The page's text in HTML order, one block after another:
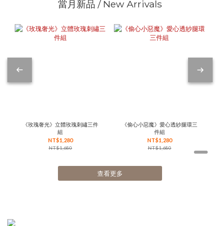
當月新品 / New Arrivals
《玫瑰奢光》立體玫瑰刺繡三件
組
NT$1,280
NT$1,680
《偷心小惡魔》愛心透紗腿環三
件組
NT$1,280
NT$1,680
查看更多